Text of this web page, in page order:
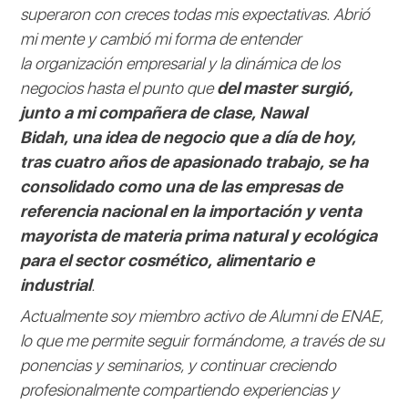
superaron con creces todas mis expectativas. Abrió
mi mente y cambió mi forma de entender
la organización empresarial y la dinámica de los
negocios hasta el punto quedel master surgió,
junto a mi compañera de clase, Nawal
Bidah, una idea de negocio que a día de hoy,
tras cuatro años de apasionado trabajo, se ha
consolidado como una de las empresas de
referencia nacional en la importación y venta
mayorista de materia prima natural y ecológica
para el sector cosmético, alimentario e
industrial.
Actualmente soy miembro activo de Alumni de ENAE,
lo que me permite seguir formándome, a través de su
ponencias y seminarios, y continuar creciendo
profesionalmente compartiendo experiencias y